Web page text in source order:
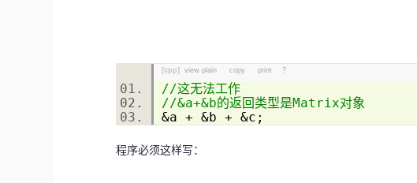
[cpp] view plain copy print ?
//这无法工作
//&a+&b的返回类型是Matrix对象
&a + &b + &c;
程序必须这样写：